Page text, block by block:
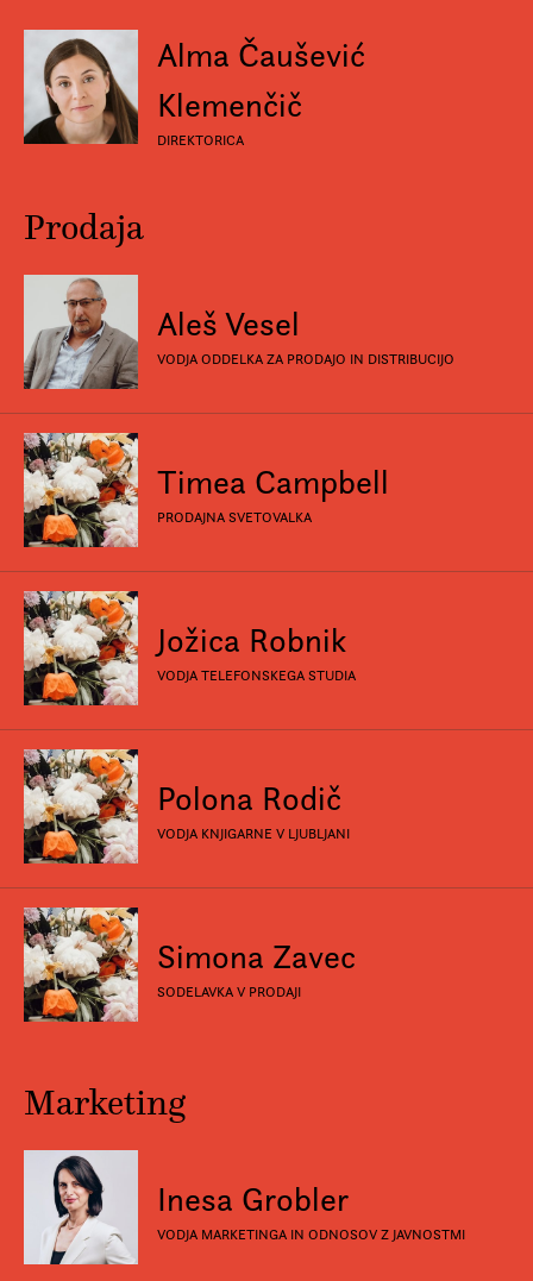
Foreign RightsAlma Čaušević
Klemenčič
DIREKTORICA
Prodaja
Aleš Vesel
VODJA ODDELKA ZA PRODAJO IN DISTRIBUCIJO
Timea Campbell
PRODAJNA SVETOVALKA
Jožica Robnik
VODJA TELEFONSKEGA STUDIA
Polona Rodič
VODJA KNJIGARNE V LJUBLJANI
Simona Zavec
SODELAVKA V PRODAJI
Marketing
Inesa Grobler
VODJA MARKETINGA IN ODNOSOV Z JAVNOSTMI